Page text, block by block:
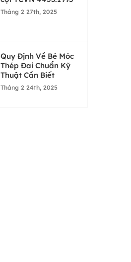
Tháng 2 27th, 2025
Quy Định Về Bẻ Móc
Thép Đai Chuẩn Kỹ
Thuật Cần Biết
Tháng 2 24th, 2025